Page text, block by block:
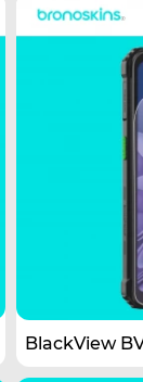
BlackView